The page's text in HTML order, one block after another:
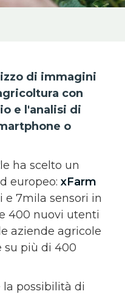
di immagini
con
e l'analisi di
o
ha scelto un
europeo: xFarm
e 7mila sensori in
400 nuovi utenti
aziende agricole
su più di 400
possibilità di